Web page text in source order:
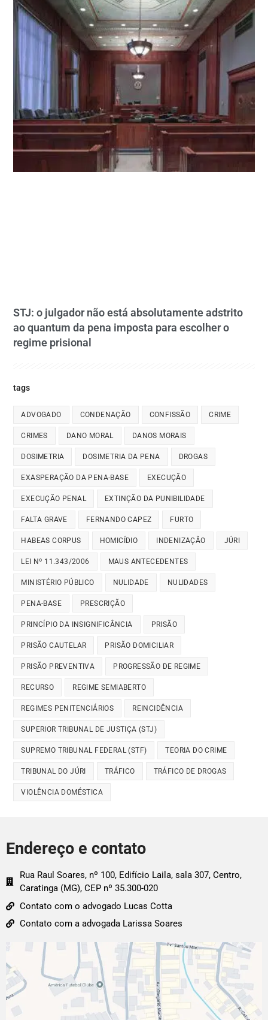
STJ: o julgador não está absolutamente adstrito
ao quantum da pena imposta para escolher o
regime prisional
tags
ADVOGADO CONDENAÇÃO CONFISSÃO CRIME
CRIMES DANO MORAL DANOS MORAIS
DOSIMETRIA DOSIMETRIA DA PENA DROGAS
EXASPERAÇÃO DA PENA-BASE EXECUÇÃO
EXECUÇÃO PENAL EXTINÇÃO DA PUNIBILIDADE
FALTA GRAVE FERNANDO CAPEZ FURTO
HABEAS CORPUS HOMICÍDIO INDENIZAÇÃO JÚRI
LEI Nº 11.343/2006 MAUS ANTECEDENTES
MINISTÉRIO PÚBLICO NULIDADE NULIDADES
PENA-BASE PRESCRIÇÃO
PRINCÍPIO DA INSIGNIFICÂNCIA PRISÃO
PRISÃO CAUTELAR PRISÃO DOMICILIAR
PRISÃO PREVENTIVA PROGRESSÃO DE REGIME
RECURSO REGIME SEMIABERTO
REGIMES PENITENCIÁRIOS REINCIDÊNCIA
SUPERIOR TRIBUNAL DE JUSTIÇA (STJ)
SUPREMO TRIBUNAL FEDERAL (STF) TEORIA DO CRIME
TRIBUNAL DO JÚRI TRÁFICO TRÁFICO DE DROGAS
VIOLÊNCIA DOMÉSTICA
Endereço e contato
Rua Raul Soares, nº 100, Edifício Laila, sala 307, Centro,
Caratinga (MG), CEP nº 35.300-020
Contato com o advogado Lucas Cotta
Contato com a advogada Larissa Soares